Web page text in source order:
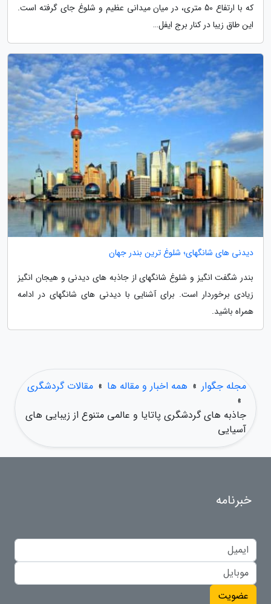
که با ارتفاع 50 متری، در میان میدانی عظیم و شلوغ جای گرفته است.
این طاق زیبا در کنار برج ایفل…
دیدنی های شانگهای؛ شلوغ ترین بندر جهان
بندر شگفت انگیز و شلوغ شانگهای از جاذبه های دیدنی و هیجان انگیز
زیادی برخوردار است. برای آشنایی با دیدنی های شانگهای در ادامه
همراه باشید.
مجله جگوار » همه اخبار و مقاله ها » مقالات گردشگری
»
جاذبه های گردشگری پاتایا و عالمی متنوع از زیبایی های
آسیایی
خبرنامه
عضویت